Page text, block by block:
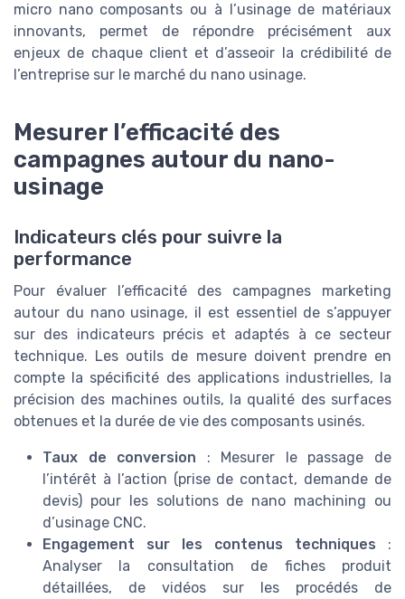
micro nano composants ou à l’usinage de matériaux
innovants, permet de répondre précisément aux
enjeux de chaque client et d’asseoir la crédibilité de
l’entreprise sur le marché du nano usinage.
Mesurer l’efficacité des
campagnes autour du nano-
usinage
Indicateurs clés pour suivre la
performance
Pour évaluer l’efficacité des campagnes marketing
autour du nano usinage, il est essentiel de s’appuyer
sur des indicateurs précis et adaptés à ce secteur
technique. Les outils de mesure doivent prendre en
compte la spécificité des applications industrielles, la
précision des machines outils, la qualité des surfaces
obtenues et la durée de vie des composants usinés.
Taux de conversion : Mesurer le passage de
l’intérêt à l’action (prise de contact, demande de
devis) pour les solutions de nano machining ou
d’usinage CNC.
Engagement sur les contenus techniques :
Analyser la consultation de fiches produit
détaillées, de vidéos sur les procédés de